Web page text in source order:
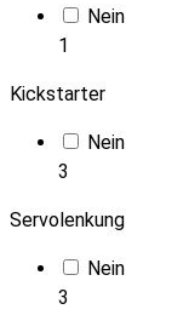
Nein
1
Kickstarter
Nein
3
Servolenkung
Nein
3